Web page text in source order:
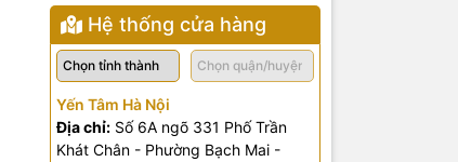
Hệ thống cửa hàng
Yến Tâm Hà Nội
Địa chỉ:Số 6A ngõ 331 Phố Trần
Khát Chân - Phường Bạch Mai -